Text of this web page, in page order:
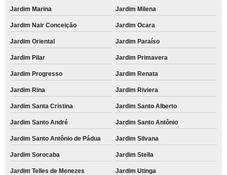
Jardim Marina Jardim Milena
Jardim Nair Conceição Jardim Ocara
Jardim Oriental Jardim Paraíso
Jardim Pilar Jardim Primavera
Jardim Progresso Jardim Renata
Jardim Rina Jardim Riviera
Jardim Santa Cristina Jardim Santo Alberto
Jardim Santo André Jardim Santo Antônio
Jardim Santo Antônio de Pádua Jardim Silvana
Jardim Sorocaba Jardim Stella
Jardim Telles de Menezes Jardim Utinga